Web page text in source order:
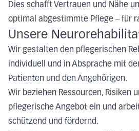
Dies schafft Vertrauen und Nähe
optimal abgestimmte Pflege – für
Unsere
Wir gestalten den pflegerischen
individuell und in Absprache mit
Patienten und den Angehörigen.
Wir beziehen Ressourcen, Risiken
pflegerische Angebot ein und
schützend und fördernd.